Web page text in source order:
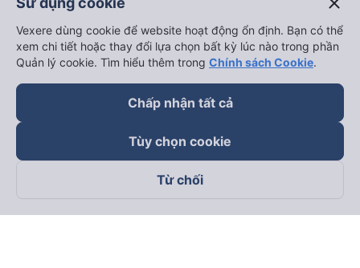
Theo dõi chúng tôi trên
Vexere dùng cookie để website hoạt động ổn định. Bạn có thể
xem chi tiết hoặc thay đổi lựa chọn bất kỳ lúc nào trong phần
Quản lý cookie. Tìm hiểu thêm trong Chính sách Cookie.
Chấp nhận tất cả
Tùy chọn cookie
Từ chối